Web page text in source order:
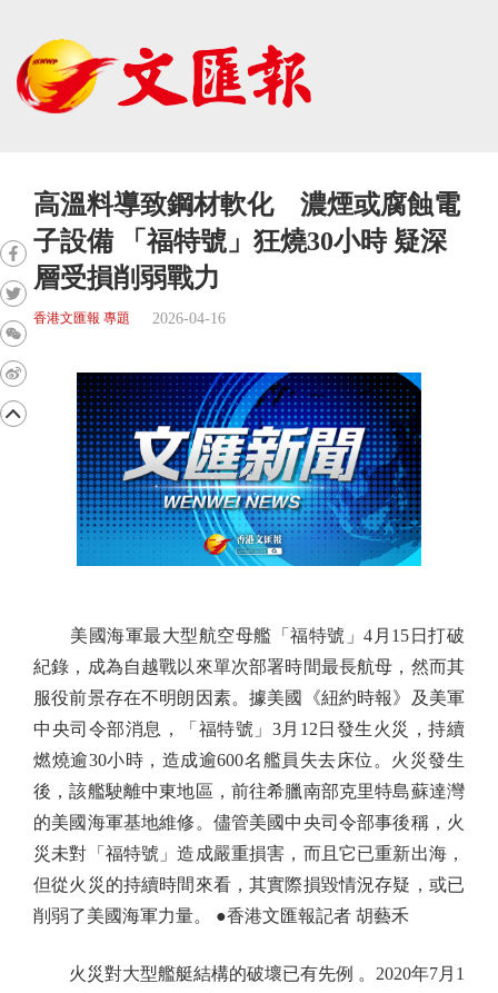
高溫料導致鋼材軟化 濃煙或腐蝕電
子設備 「福特號」狂燒30小時 疑深
層受損削弱戰力
香港文匯報 專題 2026-04-16
美國海軍最大型航空母艦「福特號」4月15日打破
紀錄，成為自越戰以來單次部署時間最長航母，然而其
服役前景存在不明朗因素。據美國《紐約時報》及美軍
中央司令部消息，「福特號」3月12日發生火災，持續
燃燒逾30小時，造成逾600名艦員失去床位。火災發生
後，該艦駛離中東地區，前往希臘南部克里特島蘇達灣
的美國海軍基地維修。儘管美國中央司令部事後稱，火
災未對「福特號」造成嚴重損害，而且它已重新出海，
但從火災的持續時間來看，其實際損毀情況存疑，或已
削弱了美國海軍力量。 ●香港文匯報記者 胡藝禾
火災對大型艦艇結構的破壞已有先例 。2020年7月1